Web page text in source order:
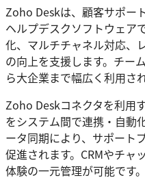
Zoho Deskは、顧客サポー
ヘルプデスクソフトウェア
化、マルチチャネル対応、
の向上を支援します。チー
ら大企業まで幅広く利用さ
Zoho Deskコネクタを利用
をシステム間で連携・自動
ータ同期により、サポート
促進されます。CRMやチャ
体験の一元管理が可能です。